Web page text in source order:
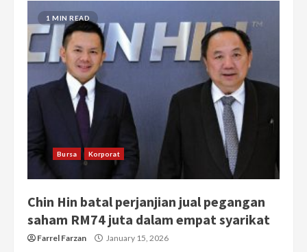
1 MIN READ
Bursa Korporat
Chin Hin batal perjanjian jual pegangan
saham RM74 juta dalam empat syarikat
Farrel Farzan January 15, 2026